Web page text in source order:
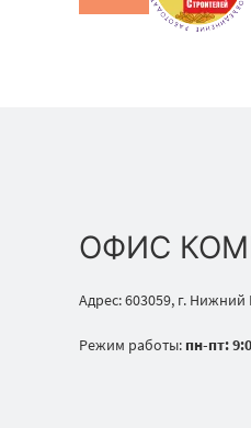
ОФИС
Адрес: 603059, г.
Режим работы: пн-пт: